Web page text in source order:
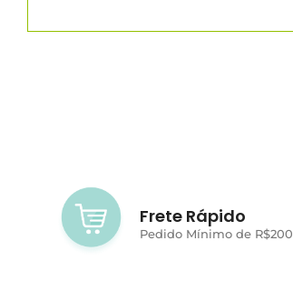
Frete Rápido
Pedido Mínimo de R$200